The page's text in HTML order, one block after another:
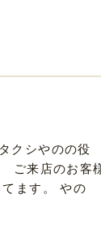
クシやのの役
ご来店のお客
ます。 やの